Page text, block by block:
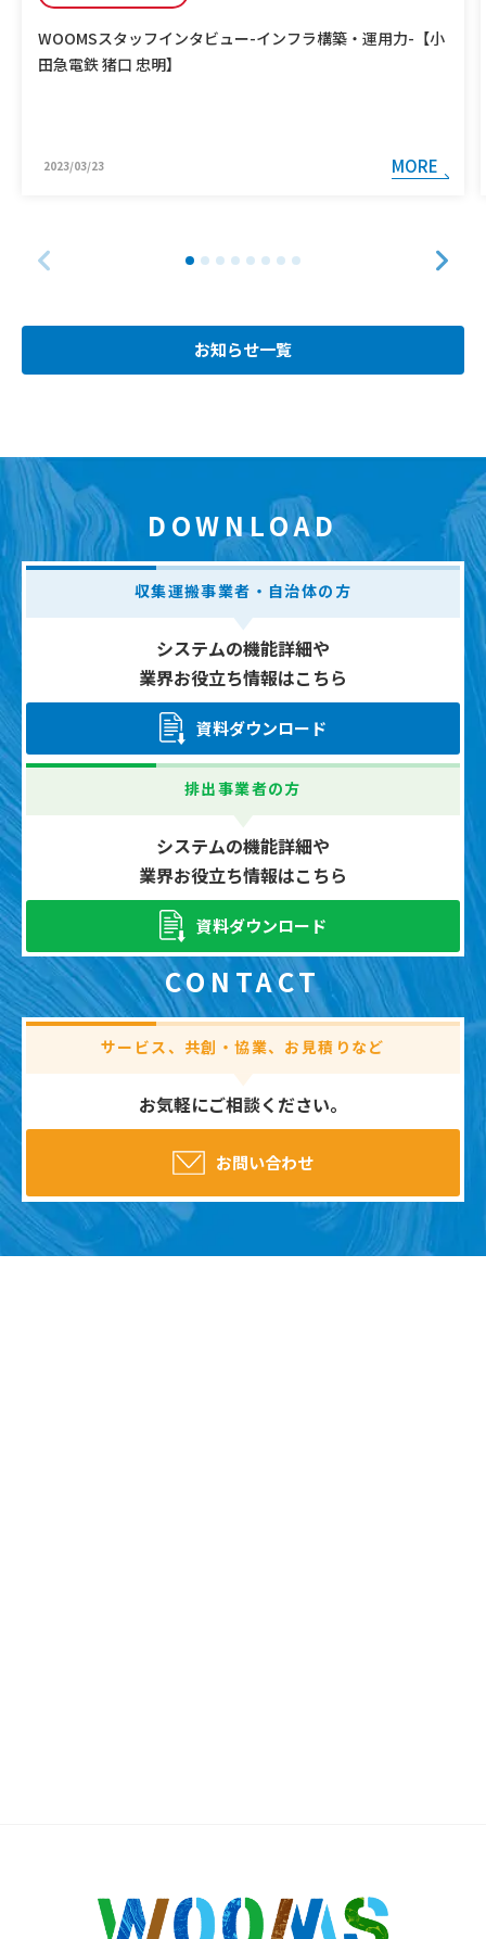
WOOMSスタッフインタビュー-インフラ構築・運用力-【小
田急電鉄 猪口 忠明】
2023/03/23 MORE
お知らせ一覧
DOWNLOAD
収集運搬事業者・自治体の方
システムの機能詳細や
業界お役立ち情報はこちら
資料ダウンロード
排出事業者の方
システムの機能詳細や
業界お役立ち情報はこちら
資料ダウンロード
CONTACT
サービス、共創・協業、お見積りなど
お気軽にご相談ください。
お問い合わせ